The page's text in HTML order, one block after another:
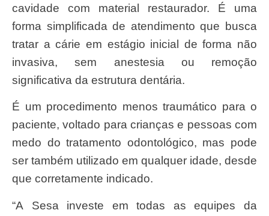
cavidade com material restaurador. É uma
forma simplificada de atendimento que busca
tratar a cárie em estágio inicial de forma não
invasiva, sem anestesia ou remoção
significativa da estrutura dentária.
É um procedimento menos traumático para o
paciente, voltado para crianças e pessoas com
medo do tratamento odontológico, mas pode
ser também utilizado em qualquer idade, desde
que corretamente indicado.
“A Sesa investe em todas as equipes da